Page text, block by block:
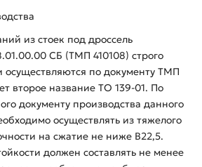
из стоек под дроссель
СБ (ТМП 410108) строго
осуществляются по документу ТМП
второе название ТО 139-01. По
документу производства данного
осуществлять из тяжелого
на сжатие не ниже В22,5.
должен составлять не менее